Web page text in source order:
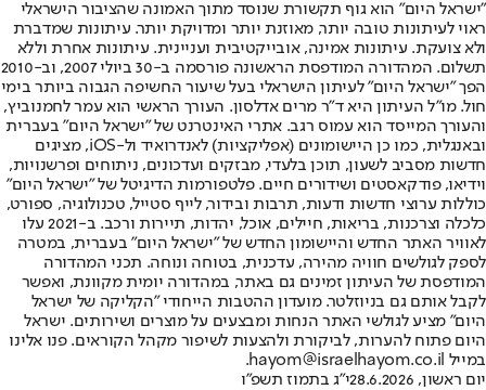
"ישראל היום" הוא גוף תקשורת שנוסד מתוך האמונה שהציבור הישראלי
ראוי לעיתונות טובה יותר, מאוזנת יותר ומדויקת יותר. עיתונות שמדברת
ולא צועקת. עיתונות אמינה, אובייקטיבית ועניינית. עיתונות אחרת וללא
תשלום. המהדורה המודפסת הראשונה פורסמה ב-30 ביולי 2007, וב-2010
הפך "ישראל היום" לעיתון הישראלי בעל שיעור החשיפה הגבוה ביותר בימי
חול. מו"ל העיתון היא ד"ר מרים אדלסון. העורך הראשי הוא עמר לחמנוביץ,
והעורך המייסד הוא עמוס רגב. אתרי האינטרנט של "ישראל היום" בעברית
ובאנגלית, כמו כן היישומונים (אפליקציות) לאנדרואיד ול-iOS, מציגים
חדשות מסביב לשעון, תוכן בלעדי, מבזקים ועדכונים, ניתוחים ופרשנויות,
וידיאו, פודקאסטים ושידורים חיים. פלטפורמות הדיגיטל של "ישראל היום"
כוללות ערוצי חדשות ודעות, תרבות ובידור, לייף סטייל, טכנולוגיה, ספורט,
כלכלה וצרכנות, בריאות, חיילים, אוכל, יהדות, תיירות ורכב. ב-2021 עלו
לאוויר האתר החדש והיישומון החדש של "ישראל היום" בעברית, במטרה
לספק לגולשים חוויה מהירה, עדכנית, בטוחה ונוחה. תכני המהדורה
המודפסת של העיתון זמינים גם באתר, במהדורה יומית מקוונת, ואפשר
לקבל אותם גם בניוזלטר. מועדון ההטבות הייחודי "הקליקה של ישראל
היום" מציע לגולשי האתר הנחות ומבצעים על מוצרים ושירותים. ישראל
היום פתוח להערות, לביקורת ולהצעות לשיפור מקהל הקוראים. פנו אלינו
במייל hayom@israelhayom.co.il.
יום ראשון, 28.6.2026
י"ג בתמוז תשפ"ו